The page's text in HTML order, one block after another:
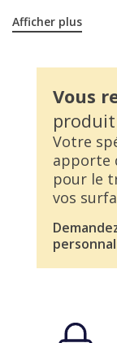
Afficher plus
Vous
produit
Votre
apporte
pour le
vos